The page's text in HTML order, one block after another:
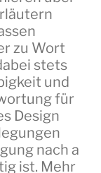
zu Wort
stets
und
für
Design
nach a
ist. Mehr